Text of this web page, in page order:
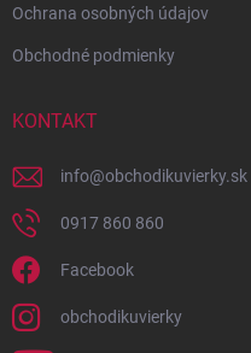
Ochrana osobných údajov
Obchodné podmienky
KONTAKT
info@obchodikuvierky.sk
0917 860 860
Facebook
obchodikuvierky